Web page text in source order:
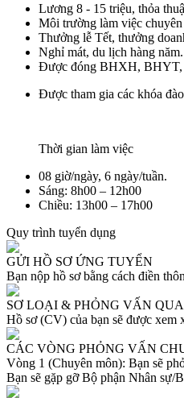
Lương 8 - 15 triệu, thỏa
Môi trường làm việc
Thưởng lễ Tết, thưởng
Nghỉ mát, du lịch hàng năm.
Được đóng BHXH, BHYT,
Được tham gia các khóa
Thời gian làm việc
08 giờ/ngày, 6 ngày/tuần.
Sáng: 8h00 – 12h00
Chiều: 13h00 – 17h00
Quy trình tuyển dụng
GỬI HỒ SƠ ỨNG TUYỂN
Bạn nộp hồ sơ bằng cách điền
SƠ LOẠI & PHỎNG VẤN
Hồ sơ (CV) của bạn sẽ được xem
CÁC VÒNG PHỎNG VẤN
Vòng 1 (Chuyên môn): Bạn sẽ
Bạn sẽ gặp gỡ Bộ phận Nhân sự/